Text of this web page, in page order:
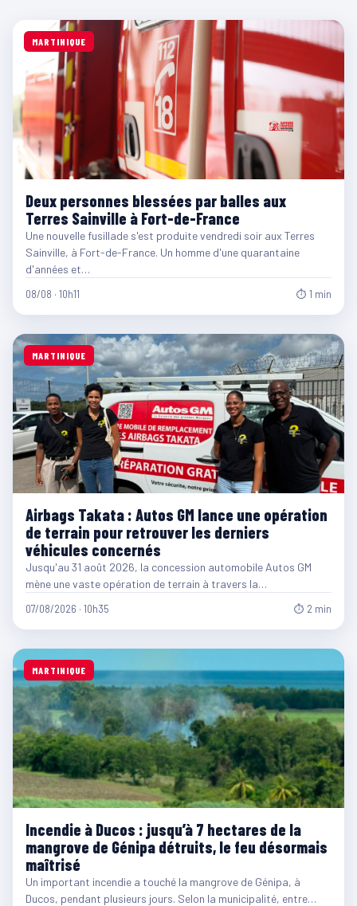
MARTINIQUE
Deux personnes blessées par balles aux
Terres Sainville à Fort-de-France
Une nouvelle fusillade s'est produite vendredi soir aux Terres
Sainville, à Fort-de-France. Un homme d'une quarantaine
d'années et…
08/08 · 10h11 ⏱ 1 min
MARTINIQUE
Airbags Takata : Autos GM lance une opération
de terrain pour retrouver les derniers
véhicules concernés
Jusqu'au 31 août 2026, la concession automobile Autos GM
mène une vaste opération de terrain à travers la…
07/08/2026 · 10h35 ⏱ 2 min
MARTINIQUE
Incendie à Ducos : jusqu’à 7 hectares de la
mangrove de Génipa détruits, le feu désormais
maîtrisé
Un important incendie a touché la mangrove de Génipa, à
Ducos, pendant plusieurs jours. Selon la municipalité, entre…